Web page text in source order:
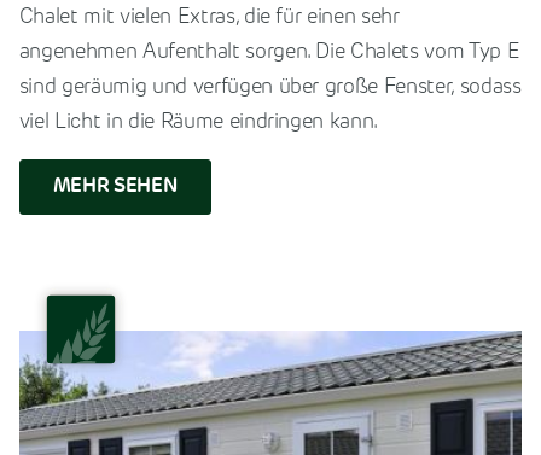
Chalet mit vielen Extras, die für einen sehr
angenehmen Aufenthalt sorgen. Die Chalets vom Typ E
sind geräumig und verfügen über große Fenster, sodass
viel Licht in die Räume eindringen kann.
MEHR SEHEN